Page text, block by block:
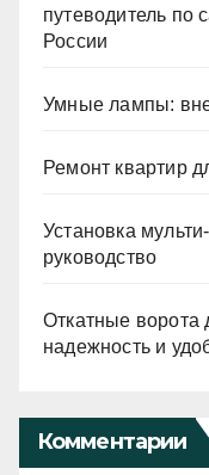
путеводитель по
России
Умные лампы:
Ремонт квартир
Установка
руководство
Откатные ворота
надежность и
Комментарии